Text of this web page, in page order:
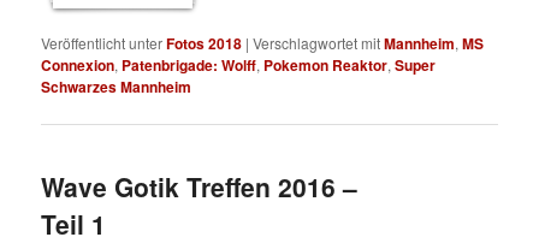
Veröffentlicht unterFotos 2018 |Verschlagwortet mitMannheim,MS
Connexion, Patenbrigade: Wolff, Pokemon Reaktor,Super
Schwarzes Mannheim
Wave Gotik Treffen 2016 –
Teil 1